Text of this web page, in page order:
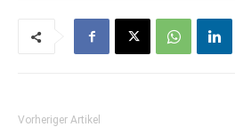
Vorheriger Artikel